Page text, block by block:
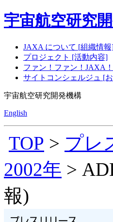
宇宙航空研究
JAXA について [組織情
プロジェクト [活動内容]
ファン！ファン！JAXA
サイトコンシェルジュ [
宇宙航空研究開発機構
English
TOP > プレ
2002年 >
報)